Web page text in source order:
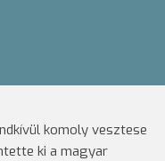
komoly vesztese
ki a magyar